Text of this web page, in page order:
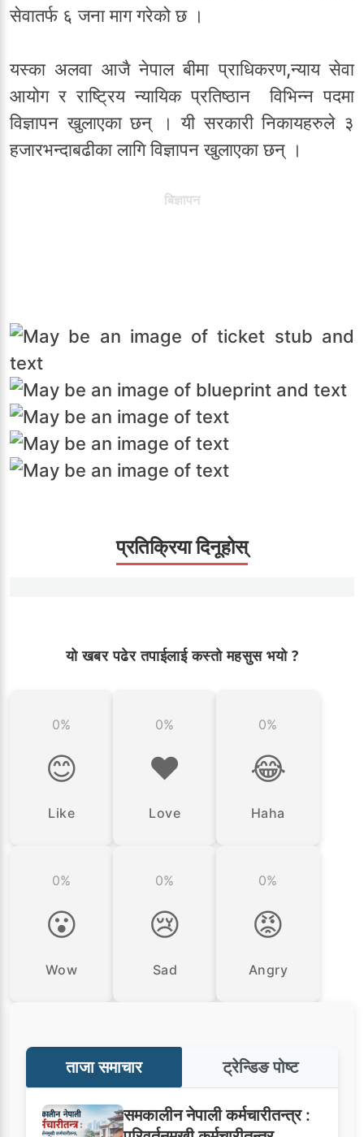
सेवातर्फ ६ जना माग गरेको छ ।
यस्का अलवा आजै नेपाल बीमा प्राधिकरण,न्याय सेवा
आयोग र राष्ट्रिय न्यायिक प्रतिष्ठान विभिन्न पदमा
विज्ञापन खुलाएका छन् । यी सरकारी निकायहरुले ३
हजारभन्दाबढीका लागि विज्ञापन खुलाएका छन् ।
बिज्ञापन
प्रतिक्रिया दिनूहोस्
यो खबर पढेर तपाईलाई कस्तो महसुस भयो ?
0%
😊
Like
0%
❤️
Love
0%
😂
Haha
0%
😮
Wow
0%
😢
Sad
0%
😡
Angry
ताजा समाचार ट्रेन्डिङ पोष्ट
समकालीन नेपाली कर्मचारीतन्त्र :